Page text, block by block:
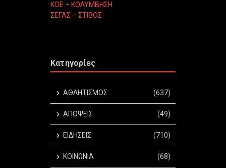
ΚΟΕ – ΚΟΛΥΜΒΗΣΗ
ΣΕΓΑΣ – ΣΤΙΒΟΣ
Κατηγορίες
ΑΘΛΗΤΙΣΜΟΣ (637)
ΑΠΟΨΕΙΣ (49)
ΕΙΔΗΣΕΙΣ (710)
ΚΟΙΝΩΝΙΑ (68)